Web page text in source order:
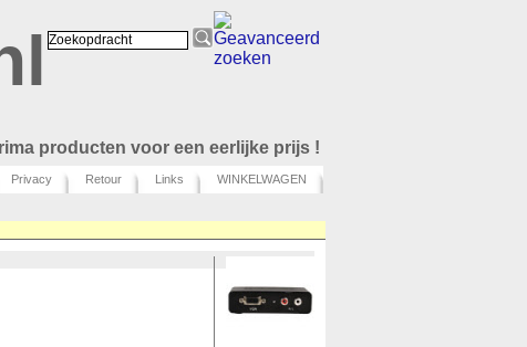
producten voor een eerlijke prijs !
Privacy Retour Links WINKELWAGEN